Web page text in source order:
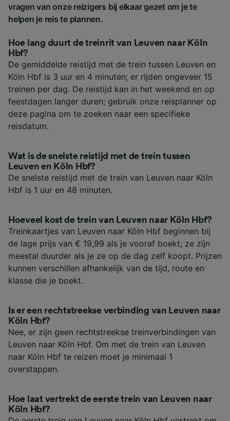
vragen van onze reizigers bij elkaar gezet om je te
helpen je reis te plannen.
Hoe lang duurt de treinrit van Leuven naar Köln
Hbf?
De gemiddelde reistijd met de trein tussen Leuven en
Köln Hbf is 3 uur en 4 minuten; er rijden ongeveer 15
treinen per dag. De reistijd kan in het weekend en op
feestdagen langer duren; gebruik onze reisplanner op
deze pagina om te zoeken naar een specifieke
reisdatum.
Wat is de snelste reistijd met de trein tussen
Leuven en Köln Hbf?
De snelste reistijd met de trein van Leuven naar Köln
Hbf is 1 uur en 48 minuten.
Hoeveel kost de trein van Leuven naar Köln Hbf?
Treinkaartjes van Leuven naar Köln Hbf beginnen bij
de lage prijs van € 19,99 als je vooraf boekt; ze zijn
meestal duurder als je ze op de dag zelf koopt. Prijzen
kunnen verschillen afhankelijk van de tijd, route en
klasse die je boekt.
Is er een rechtstreekse verbinding van Leuven naar
Köln Hbf?
Nee, er zijn geen rechtstreekse treinverbindingen van
Leuven naar Köln Hbf. Om met de trein van Leuven
naar Köln Hbf te reizen moet je minimaal 1
overstappen.
Hoe laat vertrekt de eerste trein van Leuven naar
Köln Hbf?